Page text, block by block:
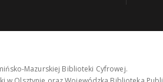
Mazurskiej Biblioteki Cyfrowej.